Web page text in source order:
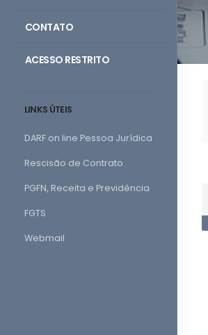
CONTATO
ACESSO RESTRITO
LINKS ÚTEIS
DARF on line Pessoa Jurídica
Rescisão de Contrato
PGFN, Receita e Previdência
FGTS
Webmail